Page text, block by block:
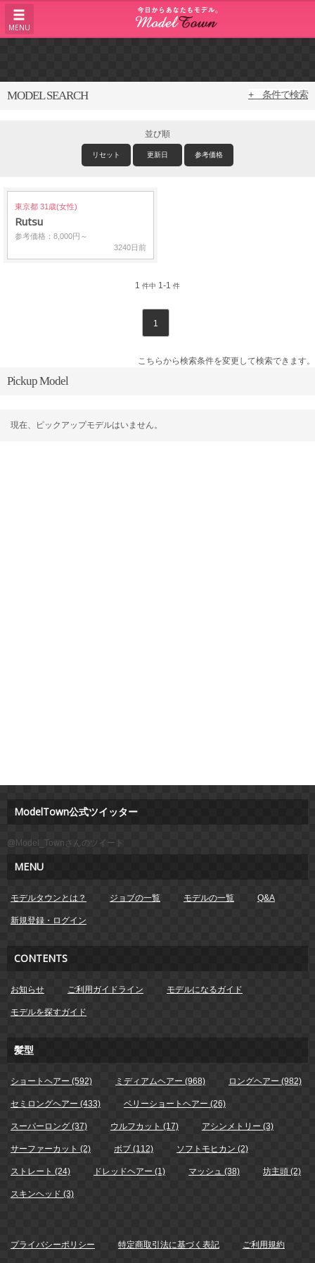
MENU
MODEL SEARCH + 条件で検索
並び順
リセット 更新日 参考価格
東京都 31歳(女性)
Rutsu
参考価格：8,000円～
3240日前
1 件中 1-1 件
1
こちらから検索条件を変更して検索できます。
Pickup Model
現在、ピックアップモデルはいません。
ModelTown公式ツイッター
@Model_Townさんのツイート
MENU
モデルタウンとは？ ジョブの一覧 モデルの一覧 Q&A
新規登録・ログイン
CONTENTS
お知らせ ご利用ガイドライン モデルになるガイド
モデルを探すガイド
髪型
ショートヘアー (592) ミディアムヘアー (968) ロングヘアー (982)
セミロングヘアー (433) ベリーショートヘアー (26)
スーパーロング (37) ウルフカット (17) アシンメトリー (3)
サーファーカット (2) ボブ (112) ソフトモヒカン (2)
ストレート (24) ドレッドヘアー (1) マッシュ (38) 坊主頭 (2)
スキンヘッド (3)
プライバシーポリシー 特定商取引法に基づく表記 ご利用規約